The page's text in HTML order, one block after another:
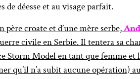
de déesse et au visage parfait.
père croate et d’une mère serbe,
civile en Serbie. Il tentera sa
Storm Model en tant que femme
qu’il n’a subit aucune opération)